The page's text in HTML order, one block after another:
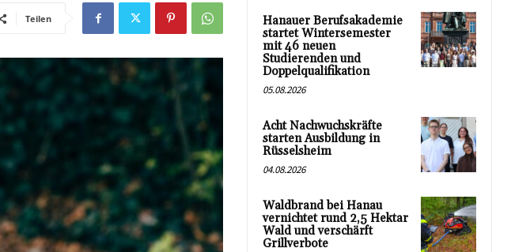
Teilen
Hanauer Berufsakademie
startet Wintersemester
mit 46 neuen
Studierenden und
Doppelqualifikation
05.08.2026
Acht Nachwuchskräfte
starten Ausbildung in
Rüsselsheim
04.08.2026
Waldbrand bei Hanau
vernichtet rund 2,5 Hektar
Wald und verschärft
Grillverbote